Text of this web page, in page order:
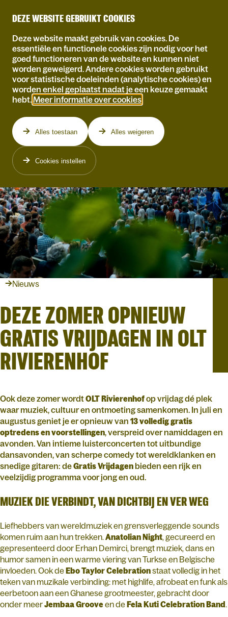
DEZE WEBSITE GEBRUIKT COOKIES
Deze website maakt gebruik van cookies. De
essentiële en functionele cookies zijn nodig voor het
goed functioneren van de website en kunnen niet
worden geweigerd. Andere cookies worden gebruikt
voor statistische doeleinden (analytische cookies) en
worden enkel geplaatst nadat je een keuze gemaakt
hebt. Meer informatie over cookies
Alles toestaan Alles weigeren
Cookies instellen
Nieuws
DEZE ZOMER OPNIEUW
GRATIS VRIJDAGEN IN OLT
RIVIERENHOF
Ook deze zomer wordtOLT Rivierenhofop vrijdag dé plek
waar muziek, cultuur en ontmoeting samenkomen. In juli en
augustus geniet je er opnieuw van 13 volledig gratis
optredens en voorstellingen, verspreid over namiddagen en
avonden. Van intieme luisterconcerten tot uitbundige
dansavonden, van scherpe comedy tot wereldklanken en
snedige gitaren: deGratis Vrijdagen bieden een rijk en
veelzijdig programma voor jong en oud.
MUZIEK DIE VERBINDT, VAN DICHTBIJ EN VER WEG
Liefhebbers van wereldmuziek en grensverleggende sounds
komen ruim aan hun trekken.Anatolian Night, gecureerd en
gepresenteerd door Erhan Demirci, brengt muziek, dans en
humor samen in een warme viering van Turkse en Belgische
invloeden. Ook deEbo Taylor Celebrationstaat volledig in het
teken van muzikale verbinding: met highlife, afrobeat en funk als
eerbetoon aan een Ghanese grootmeester, gebracht door
onder meerJembaa Grooveen deFela Kuti Celebration Band.